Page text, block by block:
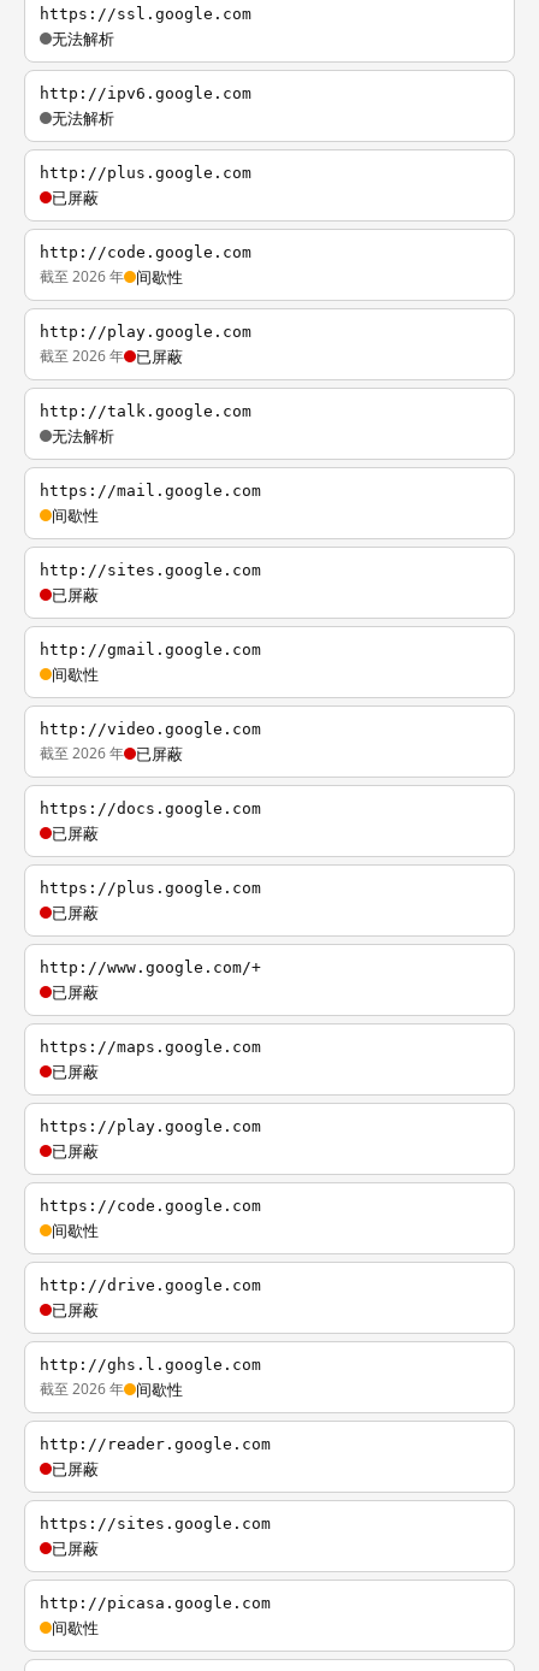
https://ssl.google.com
无法解析
http://ipv6.google.com
无法解析
http://plus.google.com
已屏蔽
http://code.google.com
截至 2026 年 间歇性
http://play.google.com
截至 2026 年 已屏蔽
http://talk.google.com
无法解析
https://mail.google.com
间歇性
http://sites.google.com
已屏蔽
http://gmail.google.com
间歇性
http://video.google.com
截至 2026 年 已屏蔽
https://docs.google.com
已屏蔽
https://plus.google.com
已屏蔽
http://www.google.com/+
已屏蔽
https://maps.google.com
已屏蔽
https://play.google.com
已屏蔽
https://code.google.com
间歇性
http://drive.google.com
已屏蔽
http://ghs.l.google.com
截至 2026 年 间歇性
http://reader.google.com
已屏蔽
https://sites.google.com
已屏蔽
http://picasa.google.com
间歇性